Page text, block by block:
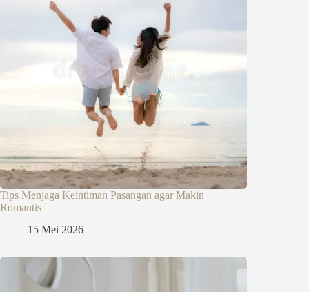
Tips Menjaga Keintiman Pasangan agar Makin
Romantis
15 Mei 2026